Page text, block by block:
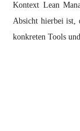
Kontext Lean
Absicht hierbei ist,
konkreten Tools